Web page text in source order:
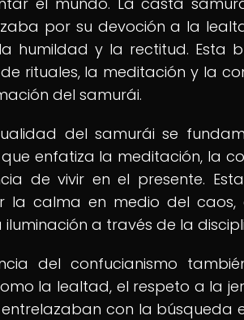
por su devoción a la
humildad y la rectitud. Esta
rituales, la meditación y la
del samurái.
del samurái se
enfatiza la meditación, la
de vivir en el presente.
la calma en medio del
iluminación a través de la
del confucianismo
la lealtad, el respeto a la
con la búsqueda